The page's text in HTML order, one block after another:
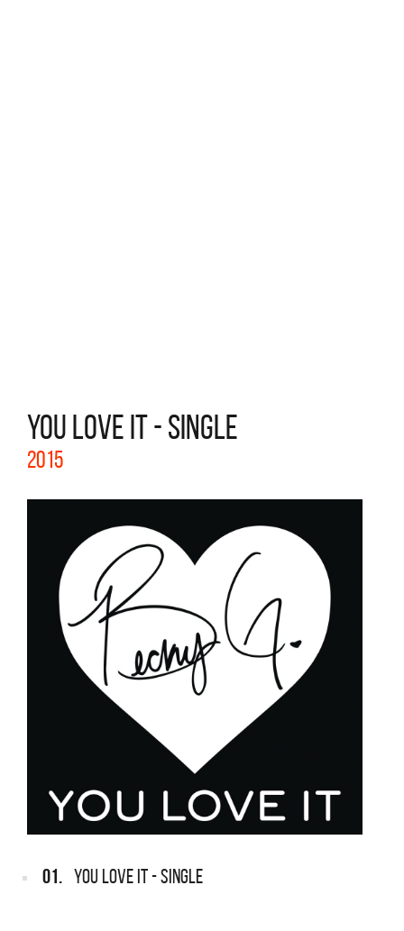
YOU LOVE IT - SINGLE
2015
01. YOU LOVE IT - SINGLE